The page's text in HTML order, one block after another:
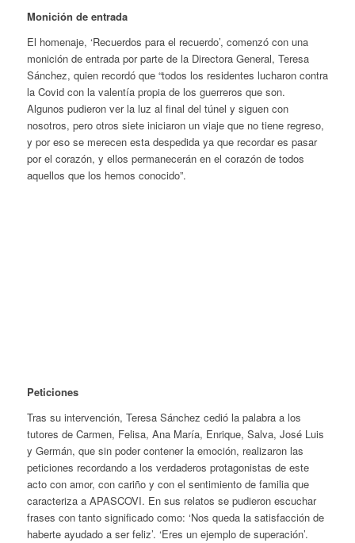
Monición de entrada
El homenaje, ‘Recuerdos para el recuerdo’, comenzó con una
monición de entrada por parte de la Directora General, Teresa
Sánchez, quien recordó que “todos los residentes lucharon contra
la Covid con la valentía propia de los guerreros que son.
Algunos pudieron ver la luz al final del túnel y siguen con
nosotros, pero otros siete iniciaron un viaje que no tiene regreso,
y por eso se merecen esta despedida ya que recordar es pasar
por el corazón, y ellos permanecerán en el corazón de todos
aquellos que los hemos conocido”.
Peticiones
Tras su intervención, Teresa Sánchez cedió la palabra a los
tutores de Carmen, Felisa, Ana María, Enrique, Salva, José Luis
y Germán, que sin poder contener la emoción, realizaron las
peticiones recordando a los verdaderos protagonistas de este
acto con amor, con cariño y con el sentimiento de familia que
caracteriza a APASCOVI. En sus relatos se pudieron escuchar
frases con tanto significado como: ‘Nos queda la satisfacción de
haberte ayudado a ser feliz’. ‘Eres un ejemplo de superación’.